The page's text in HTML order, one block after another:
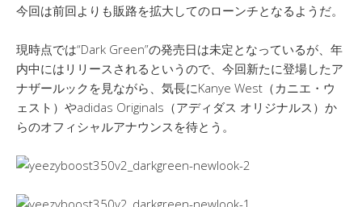
今回は前回よりも販路を拡大してのローンチとなるようだ。
現時点では“Dark Green”の発売日は未定となっているが、年
内中にはリリースされるというので、今回新たに登場したア
ナザールックを見ながら、気長にKanye West（カニエ・ウ
ェスト）やadidas Originals（アディダス オリジナルス）か
らのオフィシャルアナウンスを待とう。